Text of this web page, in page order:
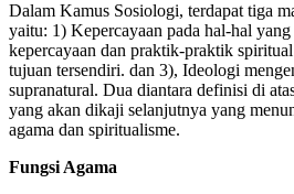
Dalam Kamus Sosiologi, terdapat tiga
yaitu: 1) Kepercayaan pada hal-hal
kepercayaan dan praktik-praktik
tujuan tersendiri. dan 3), Ideologi
supranatural. Dua diantara definisi di
yang akan dikaji selanjutnya yang
agama dan spiritualisme.
Fungsi Agama